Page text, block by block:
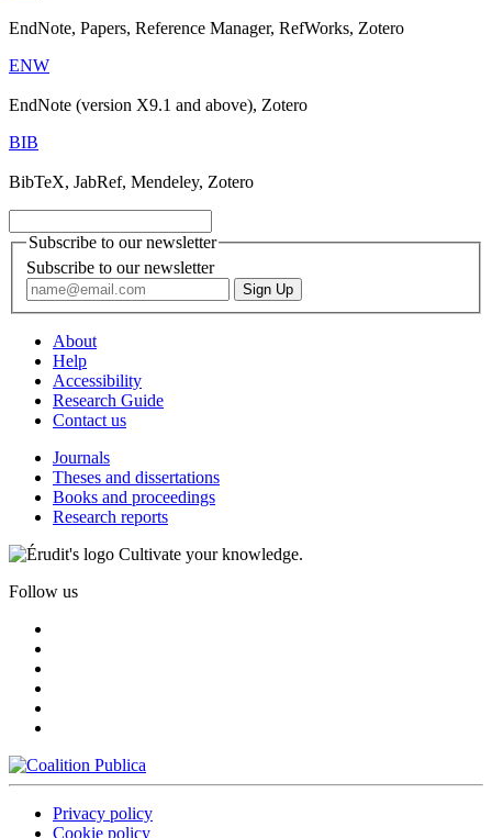
EndNote, Papers, Reference Manager, RefWorks, Zotero
ENW
EndNote (version X9.1 and above), Zotero
BIB
BibTeX, JabRef, Mendeley, Zotero
Subscribe to our newsletter
Subscribe to our newsletter
About
Help
Accessibility
Research Guide
Contact us
Journals
Theses and dissertations
Books and proceedings
Research reports
Cultivate your knowledge.
Follow us
Privacy policy
Cookie policy